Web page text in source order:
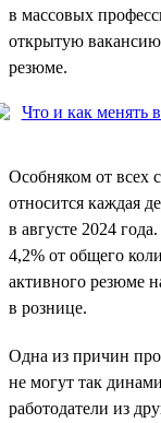
в массовых
открытую
резюме.
Особняком от всех
относится каждая
в августе 2024
4,2% от общего
активного резюме
в рознице.
Одна из причин
не могут так
работодатели из